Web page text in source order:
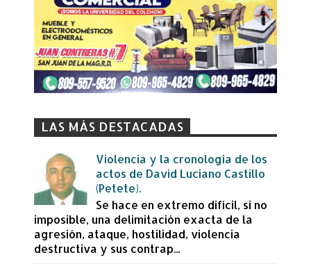
LAS MÁS DESTACADAS
Violencia y la cronología de los
actos de David Luciano Castillo
(Petete).
Se hace en extremo difícil, si no
imposible, una delimitación exacta de la
agresión, ataque, hostilidad, violencia
destructiva y sus contrap...